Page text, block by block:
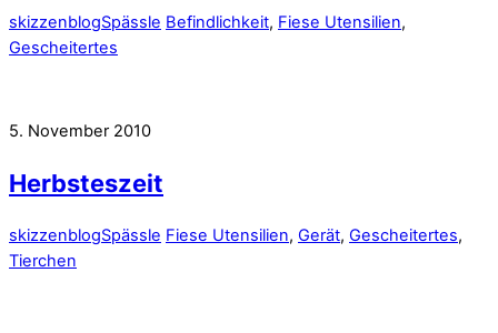
skizzenblogSpässle Befindlichkeit, Fiese Utensilien,
Gescheitertes
5. November 2010
Herbsteszeit
skizzenblogSpässle Fiese Utensilien, Gerät, Gescheitertes,
Tierchen